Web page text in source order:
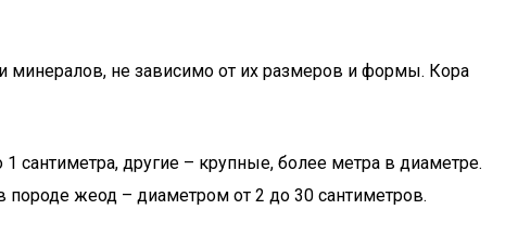
не зависимо от их размеров и формы. Кора
сантиметра, другие – крупные, более метра в диаметре.
жеод – диаметром от 2 до 30 сантиметров.